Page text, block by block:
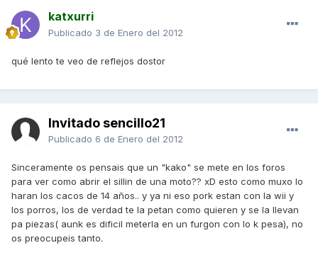
katxurri
Publicado 3 de Enero del 2012
qué lento te veo de reflejos dostor
Invitado sencillo21
Publicado 6 de Enero del 2012
Sinceramente os pensais que un "kako" se mete en los foros
para ver como abrir el sillin de una moto?? xD esto como muxo lo
haran los cacos de 14 años.. y ya ni eso pork estan con la wii y
los porros, los de verdad te la petan como quieren y se la llevan
pa piezas( aunk es dificil meterla en un furgon con lo k pesa), no
os preocupeis tanto.